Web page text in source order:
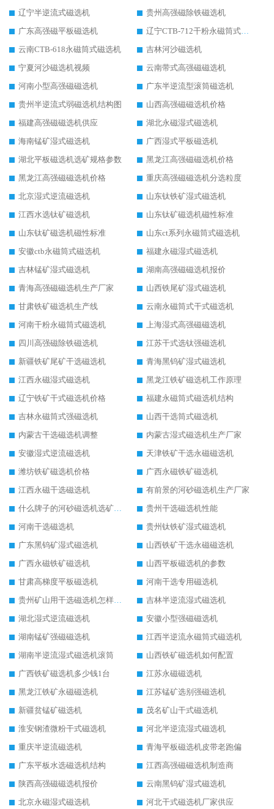
辽宁半逆流式磁选机
贵州高强磁除铁磁选机
广东高强磁平板磁选机
辽宁CTB-712干粉永磁筒式磁选机
云南CTB-618永磁筒式磁选机
吉林河沙磁选机
宁夏河沙磁选机视频
云南带式高强磁磁选机
河南小型高强磁磁选机
广东半逆流型滚筒磁选机
贵州半逆流式弱磁选机结构图
山西高强磁磁选机价格
福建高强磁磁选机供应
湖北永磁湿式磁选机
海南锰矿湿式磁选机
广西湿式平板磁选机
湖北平板磁选机选矿规格参数
黑龙江高强磁磁选机价格
黑龙江高强磁磁选机价格
重庆高强磁磁选机分选粒度
北京湿式逆流磁选机
山东钛铁矿湿式磁选机
江西水选钛矿磁选机
山东钛矿磁选机磁性标准
山东钛矿磁选机磁性标准
山东ct系列永磁筒式磁选机
安徽ctb永磁筒式磁选机
福建永磁湿式磁选机
吉林锰矿湿式磁选机
湖南高强磁磁选机报价
青海高强磁磁选机生产厂家
山西铁尾矿湿式磁选机
甘肃铁矿磁选机生产线
云南永磁筒式干式磁选机
河南干粉永磁筒式磁选机
上海湿式高强磁磁选机
四川高强磁除铁磁选机
江苏干式选钛强磁选机
新疆铁矿尾矿干选磁选机
青海黑钨矿湿式磁选机
江西永磁湿式磁选机
黑龙江铁矿磁选机工作原理
辽宁铁矿干式磁选机价格
福建永磁筒式磁选机结构
吉林永磁筒式强磁选机
山西干选筒式磁选机
内蒙古干选磁选机调整
内蒙古湿式磁选机生产厂家
安徽湿式逆流磁选机
天津铁矿干选永磁磁选机
潍坊铁矿磁选机价格
广西永磁铁矿磁选机
江西永磁干选磁选机
有前景的河砂磁选机生产厂家
什么牌子的河砂磁选机选矿效果好
贵州干选磁选机性能
河南干选磁选机
贵州钛铁矿湿式磁选机
广东黑钨矿湿式磁选机
山西铁矿干选永磁磁选机
广西永磁铁矿磁选机
山西平板磁选机的参数
甘肃高梯度平板磁选机
河南干选专用磁选机
贵州矿山用干选磁选机怎样调磁
吉林半逆流湿式磁选机
湖北湿式逆流磁选机
安徽小型强磁磁选机
湖南锰矿强磁磁选机
江西半逆流永磁筒式磁选机
湖南半逆流湿式磁选机滚筒
山西铁矿磁选机如何配置
广西铁矿磁选机多少钱1台
江苏永磁磁选机
黑龙江铁矿永磁磁选机
江苏锰矿选别强磁选机
新疆贫锰矿磁选机
茂名矿山干式磁选机
淮安钢渣微粉干式磁选机
河北半逆流湿式磁选机
重庆半逆流磁选机
青海平板磁选机皮带老跑偏
广东平板水选磁选机结构
江西高强磁磁选机制造商
陕西高强磁磁选机报价
云南黑钨矿湿式磁选机
北京永磁湿式磁选机
河北干式磁选机厂家供应